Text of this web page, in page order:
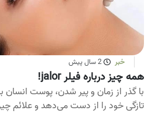
خبر 2 سال پیش
همه چیز درباره فیلر jalor!
با گذر از زمان و پیر شدن، پوست
تازگی خود را از دست می‌دهد و علائم